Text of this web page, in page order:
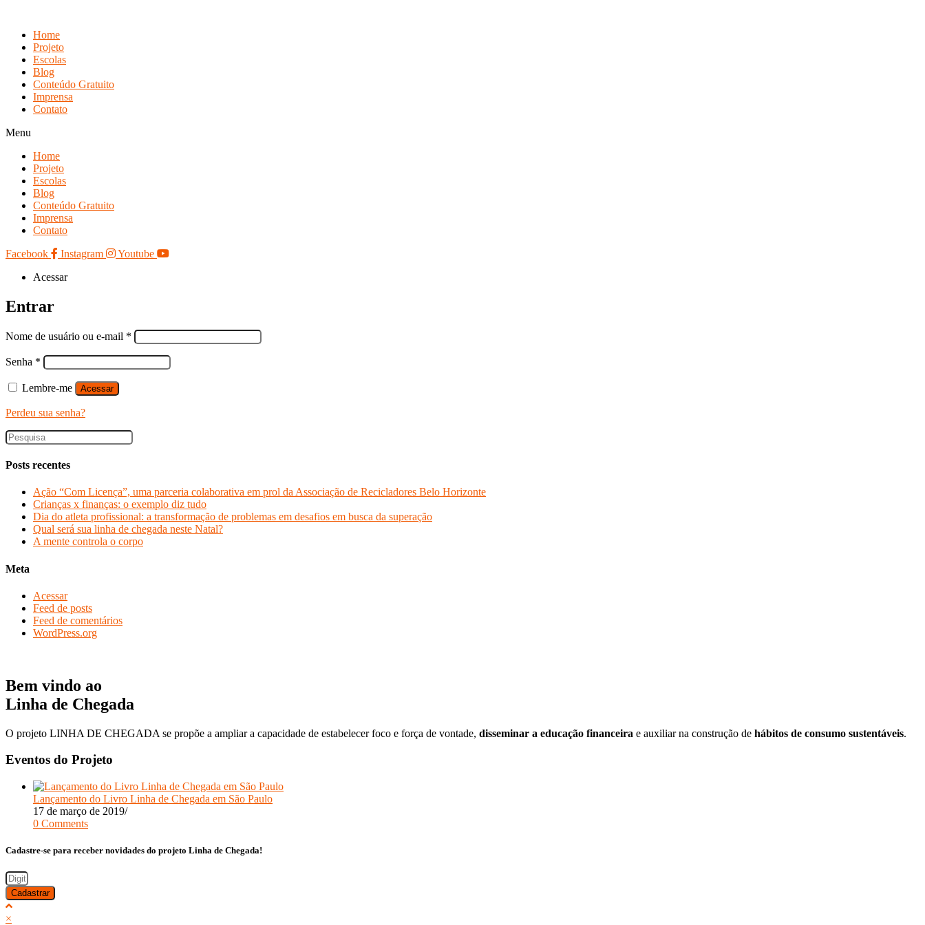
contentHome
Projeto
Escolas
Blog
Conteúdo Gratuito
Imprensa
Contato
Menu
Home
Projeto
Escolas
Blog
Conteúdo Gratuito
Imprensa
Contato
Facebook
Instagram
Youtube
Acessar
Entrar
Nome de usuário ou e-mail *
Senha *
Lembre-me Acessar
Perdeu sua senha?
Posts recentes
Ação “Com Licença”, uma parceria colaborativa em prol da Associação de Recicladores Belo Horizonte
Crianças x finanças: o exemplo diz tudo
Dia do atleta profissional: a transformação de problemas em desafios em busca da superação
Qual será sua linha de chegada neste Natal?
A mente controla o corpo
Meta
Acessar
Feed de posts
Feed de comentários
WordPress.org
Bem vindo ao
Linha de Chegada
O projeto LINHA DE CHEGADA se propõe a ampliar a capacidade de estabelecer foco e força de vontade, disseminar a educação financeira e auxiliar na construção de hábitos de consumo sustentáveis.
Eventos do Projeto
Lançamento do Livro Linha de Chegada em São Paulo
17 de março de 2019/
0 Comments
Cadastre-se para receber novidades do projeto Linha de Chegada!
Cadastrar
×